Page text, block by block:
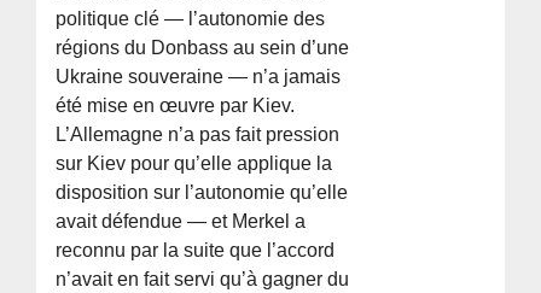
politique clé — l’autonomie des
régions du Donbass au sein d’une
Ukraine souveraine — n’a jamais
été mise en œuvre par Kiev.
L’Allemagne n’a pas fait pression
sur Kiev pour qu’elle applique la
disposition sur l’autonomie qu’elle
avait défendue — et Merkel a
reconnu par la suite que l’accord
n’avait en fait servi qu’à gagner du